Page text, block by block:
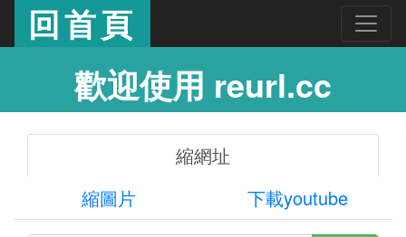
回首頁
歡迎使用 reurl.cc
縮網址
縮圖片
下載youtube